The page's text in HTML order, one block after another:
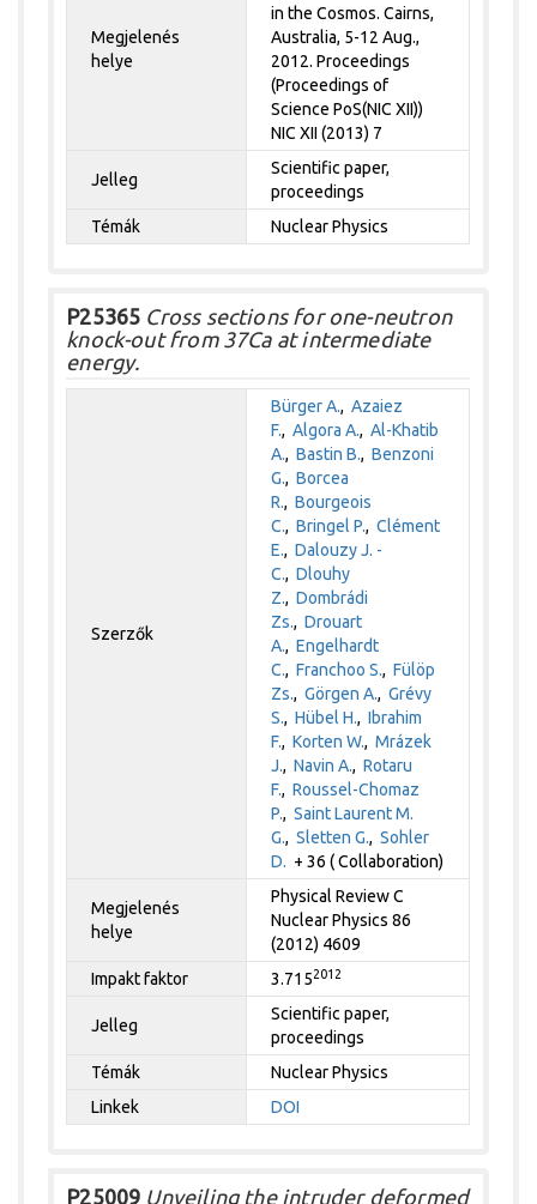
Megjelenés
helye
in the Cosmos. Cairns,
Australia, 5-12 Aug.,
2012. Proceedings
(Proceedings of
Science PoS(NIC XII))
NIC XII (2013) 7
Jelleg
Scientific paper,
proceedings
Témák
Nuclear Physics
P25365 Cross sections for one-neutron
knock-out from 37Ca at intermediate
energy.
Szerzők
Bürger A.,Azaiez
F.,Algora A.,Al-Khatib
A.,Bastin B.,Benzoni
G.,Borcea
R.,Bourgeois
C.,Bringel P.,Clément
E.,Dalouzy J. -
C.,Dlouhy
Z.,Dombrádi
Zs.,Drouart
A.,Engelhardt
C.,Franchoo S.,Fülöp
Zs.,Görgen A.,Grévy
S.,Hübel H.,Ibrahim
F.,Korten W.,Mrázek
J.,Navin A.,Rotaru
F.,Roussel-Chomaz
P.,Saint Laurent M.
G.,Sletten G.,Sohler
D. + 36 ( Collaboration)
Megjelenés
helye
Physical Review C
Nuclear Physics 86
(2012) 4609
Impakt faktor
3.7152012
Jelleg
Scientific paper,
proceedings
Témák
Nuclear Physics
Linkek
DOI
P25009 Unveiling the intruder deformed